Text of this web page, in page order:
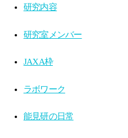
研究内容
研究室メンバー
JAXA枠
ラボワーク
能見研の日常